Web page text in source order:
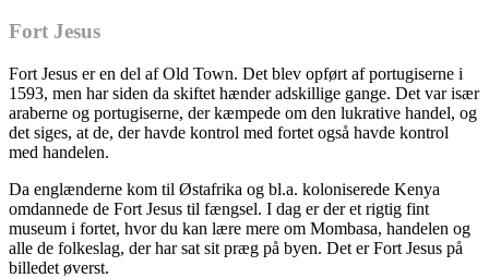
Fort Jesus
Fort Jesus er en del af Old Town. Det blev opført af portugiserne i
1593, men har siden da skiftet hænder adskillige gange. Det var især
araberne og portugiserne, der kæmpede om den lukrative handel, og
det siges, at de, der havde kontrol med fortet også havde kontrol
med handelen.
Da englænderne kom til Østafrika og bl.a. koloniserede Kenya
omdannede de Fort Jesus til fængsel. I dag er der et rigtig fint
museum i fortet, hvor du kan lære mere om Mombasa, handelen og
alle de folkeslag, der har sat sit præg på byen. Det er Fort Jesus på
billedet øverst.